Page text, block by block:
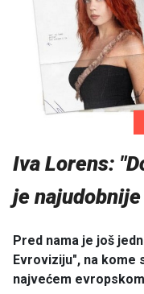
Iva Lorens:
je
Pred nama je još
Evroviziju", na kome
najvećem